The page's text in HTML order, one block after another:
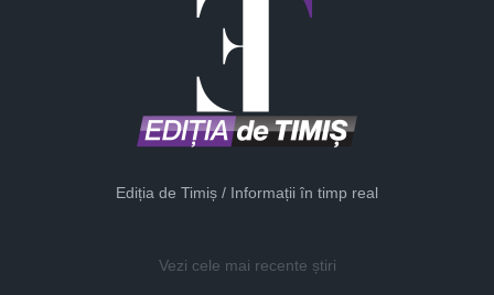
Ediția de Timiș / Informații în timp real
Vezi cele mai recente știri